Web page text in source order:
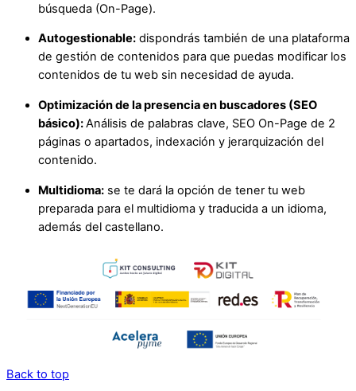
búsqueda (On-Page).
Autogestionable: dispondrás también de una plataforma
de gestión de contenidos para que puedas modificar los
contenidos de tu web sin necesidad de ayuda.
Optimización de la presencia en buscadores (SEO
básico):Análisis de palabras clave, SEO On-Page de 2
páginas o apartados, indexación y jerarquización del
contenido.
Multidioma: se te dará la opción de tener tu web
preparada para el multidioma y traducida a un idioma,
además del castellano.
Back to top